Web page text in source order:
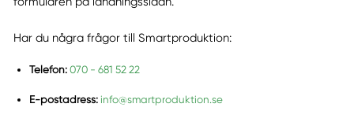
Har du några frågor till Smartproduktion:
Telefon: 070 - 681 52 22
E-postadress: info@smartproduktion.se